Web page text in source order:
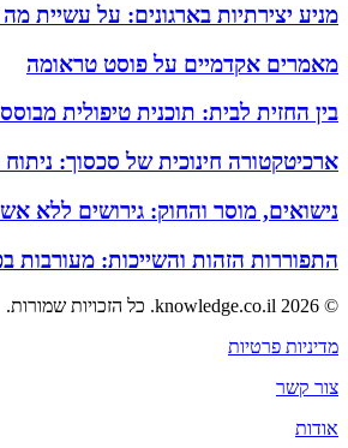
מניע יצירתיות בארגונים: על עשיית
מאמרים אקדמיים על פוסט טראומה
בין החזית לבית: תוכנית טיפולית
ארכיטקטורה חינוכית של סכסוך:
נישואים, מוסר והחוק: גירושים ללא
התפוררות הזהות והשייכות: מעורבות
© 2026 knowledge.co.il. כל הזכויות שמורות.
מדיניות פרטיות
צור קשר
אודות